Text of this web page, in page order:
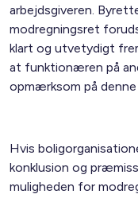
arbejdsgiveren.
modregningsret
klart og utvetydigt
at funktionæren på
opmærksom på denne
Hvis
konklusion og
muligheden for